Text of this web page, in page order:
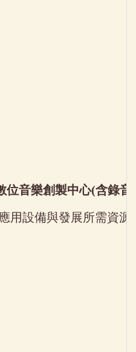
位音樂創製中心(含錄音
用設備與發展所需資